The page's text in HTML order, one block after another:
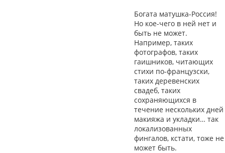
Богата матушка-Россия!
Но кое-чего в ней нет и
быть не может.
Например, таких
фотографов, таких
гаишников, читающих
стихи по-французски,
таких деревенских
свадеб, таких
сохраняющихся в
течение нескольких дней
макияжа и укладки… так
локализованных
фингалов, кстати, тоже не
может быть.